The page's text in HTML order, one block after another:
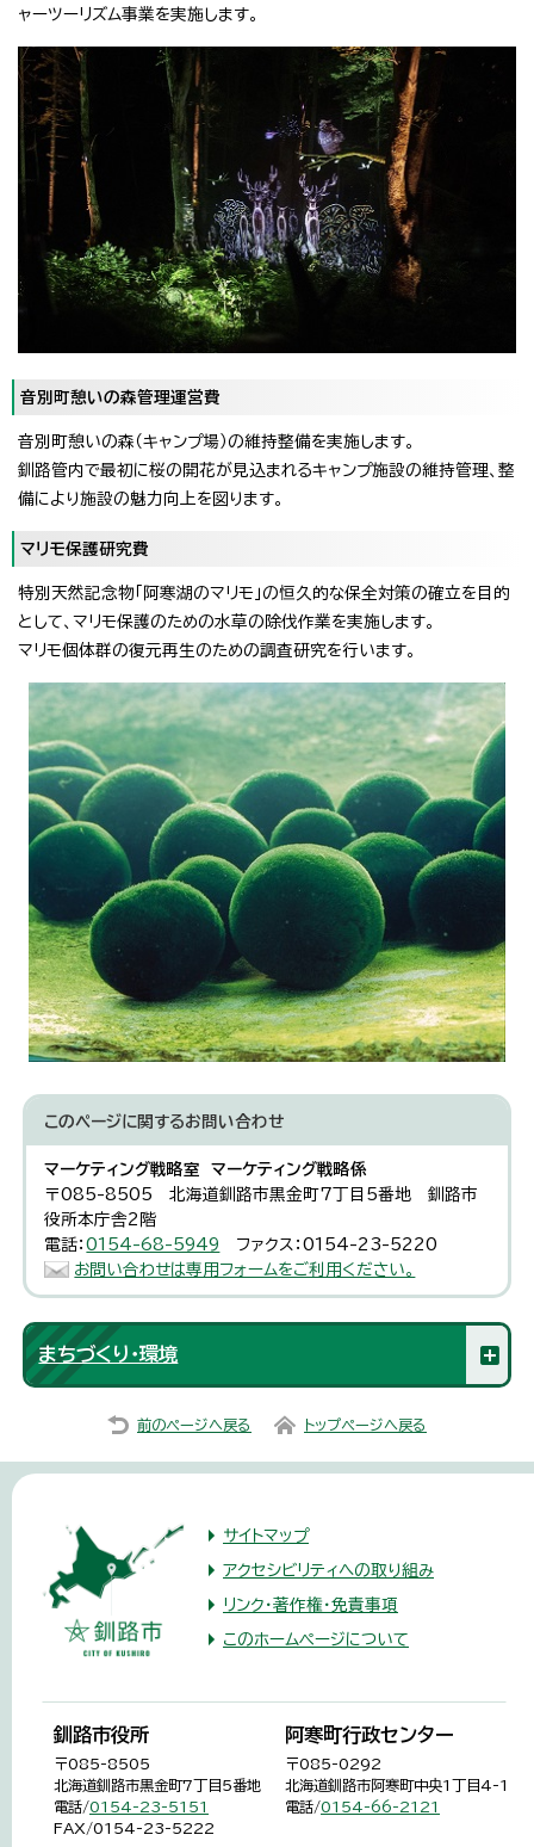
ャーツーリズム事業を実施します。
音別町憩いの森管理運営費
音別町憩いの森（キャンプ場）の維持整備を実施します。
釧路管内で最初に桜の開花が見込まれるキャンプ施設の維持管理、整
備により施設の魅力向上を図ります。
マリモ保護研究費
特別天然記念物「阿寒湖のマリモ」の恒久的な保全対策の確立を目的
として、マリモ保護のための水草の除伐作業を実施します。
マリモ個体群の復元再生のための調査研究を行います。
このページに関するお問い合わせ
マーケティング戦略室 マーケティング戦略係
〒085-8505 北海道釧路市黒金町7丁目5番地 釧路市
役所本庁舎2階
電話：0154-68-5949
ファクス：0154-23-5220
お問い合わせは専用フォームをご利用ください。
まちづくり・環境
前のページへ戻る トップページへ戻る
サイトマップ
アクセシビリティへの取り組み
リンク・著作権・免責事項
このホームページについて
釧路市役所
〒085-8505
北海道釧路市黒金町7丁目5番地
電話/0154-23-5151
FAX/0154-23-5222
阿寒町行政センター
〒085-0292
北海道釧路市阿寒町中央1丁目4-1
電話/0154-66-2121